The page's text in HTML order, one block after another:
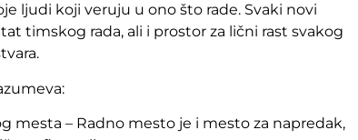
ljudi koji veruju u ono što rade. Svaki novi
timskog rada, ali i prostor za lični rast svakog
mesta – Radno mesto je i mesto za napredak,